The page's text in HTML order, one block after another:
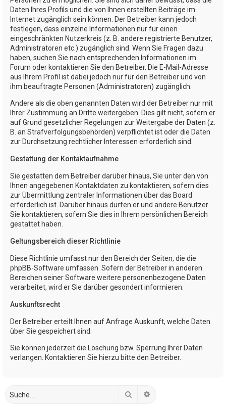
Daten Ihres Profils und die von Ihnen erstellten Beiträge im
Internet zugänglich sein können. Der Betreiber kann jedoch
festlegen, dass einzelne Informationen nur für einen
eingeschränkten Nutzerkreis (z. B. andere registrierte Benutzer,
Administratoren etc.) zugänglich sind. Wenn Sie Fragen dazu
haben, suchen Sie nach entsprechenden Informationen im
Forum oder kontaktieren Sie den Betreiber. Die E-Mail-Adresse
aus Ihrem Profil ist dabei jedoch nur für den Betreiber und von
ihm beauftragte Personen (Administratoren) zugänglich.
Andere als die oben genannten Daten wird der Betreiber nur mit
Ihrer Zustimmung an Dritte weitergeben. Dies gilt nicht, sofern er
auf Grund gesetzlicher Regelungen zur Weitergabe der Daten (z.
B. an Strafverfolgungsbehörden) verpflichtet ist oder die Daten
zur Durchsetzung rechtlicher Interessen erforderlich sind.
Gestattung der Kontaktaufnahme
Sie gestatten dem Betreiber darüber hinaus, Sie unter den von
Ihnen angegebenen Kontaktdaten zu kontaktieren, sofern dies
zur Übermittlung zentraler Informationen über das Board
erforderlich ist. Darüber hinaus dürfen er und andere Benutzer
Sie kontaktieren, sofern Sie dies in Ihrem persönlichen Bereich
gestattet haben.
Geltungsbereich dieser Richtlinie
Diese Richtlinie umfasst nur den Bereich der Seiten, die die
phpBB-Software umfassen. Sofern der Betreiber in anderen
Bereichen seiner Software weitere personenbezogene Daten
verarbeitet, wird er Sie darüber gesondert informieren.
Auskunftsrecht
Der Betreiber erteilt Ihnen auf Anfrage Auskunft, welche Daten
über Sie gespeichert sind.
Sie können jederzeit die Löschung bzw. Sperrung Ihrer Daten
verlangen. Kontaktieren Sie hierzu bitte den Betreiber.
Suche